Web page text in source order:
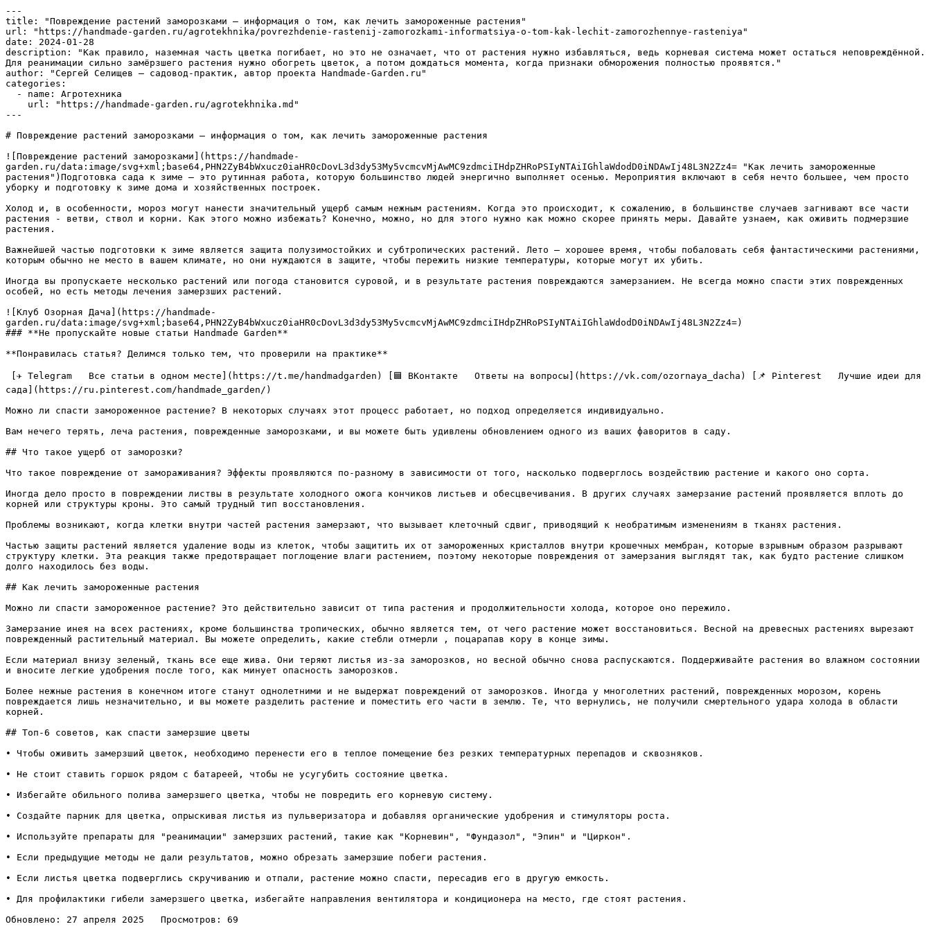
---
title: "Повреждение растений заморозками – информация о том, как лечить замороженные растения"
url: "https://handmade-garden.ru/agrotekhnika/povrezhdenie-rastenij-zamorozkami-informatsiya-o-tom-kak-lechit-zamorozhennye-rasteniya"
date: 2024-01-28
description: "Как правило, наземная часть цветка погибает, но это не означает, что от растения нужно избавляться, ведь корневая система может остаться неповреждённой.
Для реанимации сильно замёрзшего растения нужно обогреть цветок, а потом дождаться момента, когда признаки обморожения полностью проявятся."
author: "Сергей Селищев — садовод-практик, автор проекта Handmade-Garden.ru"
categories:
---
# Повреждение растений заморозками – информация о том, как лечить замороженные растения
![Повреждение растений заморозками](https://handmade-
garden.ru/data:image/svg+xml;base64,PHN2ZyB4bWxucz0iaHR0cDovL3d3dy53My5vcmcvMjAwMC9zdmciIHdpZHRoPSIyNTAiIGhlaWdodD0iNDAwIj48L3N2Zz4= "Как лечить замороженные
растения")Подготовка сада к зиме — это рутинная работа, которую большинство людей энергично выполняет осенью. Мероприятия включают в себя нечто большее, чем просто
уборку и подготовку к зиме дома и хозяйственных построек.
Холод и, в особенности, мороз могут нанести значительный ущерб самым нежным растениям. Когда это происходит, к сожалению, в большинстве случаев загнивают все части
растения - ветви, ствол и корни. Как этого можно избежать? Конечно, можно, но для этого нужно как можно скорее принять меры. Давайте узнаем, как оживить подмерзшие
растения.
Важнейшей частью подготовки к зиме является защита полузимостойких и субтропических растений. Лето — хорошее время, чтобы побаловать себя фантастическими растениями,
которым обычно не место в вашем климате, но они нуждаются в защите, чтобы пережить низкие температуры, которые могут их убить.
Иногда вы пропускаете несколько растений или погода становится суровой, и в результате растения повреждаются замерзанием. Не всегда можно спасти этих поврежденных
особей, но есть методы лечения замерзших растений.
![Клуб Озорная Дача](https://handmade-
garden.ru/data:image/svg+xml;base64,PHN2ZyB4bWxucz0iaHR0cDovL3d3dy53My5vcmcvMjAwMC9zdmciIHdpZHRoPSIyNTAiIGhlaWdodD0iNDAwIj48L3N2Zz4=)
### **Не пропускайте новые статьи Handmade Garden**
**Понравилась статья? Делимся только тем, что проверили на практике**
сада](https://ru.pinterest.com/handmade_garden/)
Можно ли спасти замороженное растение? В некоторых случаях этот процесс работает, но подход определяется индивидуально.
Вам нечего терять, леча растения, поврежденные заморозками, и вы можете быть удивлены обновлением одного из ваших фаворитов в саду.
## Что такое ущерб от заморозки?
Что такое повреждение от замораживания? Эффекты проявляются по-разному в зависимости от того, насколько подверглось воздействию растение и какого оно сорта.
Иногда дело просто в повреждении листвы в результате холодного ожога кончиков листьев и обесцвечивания. В других случаях замерзание растений проявляется вплоть до
корней или структуры кроны. Это самый трудный тип восстановления.
Проблемы возникают, когда клетки внутри частей растения замерзают, что вызывает клеточный сдвиг, приводящий к необратимым изменениям в тканях растения.
Частью защиты растений является удаление воды из клеток, чтобы защитить их от замороженных кристаллов внутри крошечных мембран, которые взрывным образом разрывают
структуру клетки. Эта реакция также предотвращает поглощение влаги растением, поэтому некоторые повреждения от замерзания выглядят так, как будто растение слишком
долго находилось без воды.
## Как лечить замороженные растения
Можно ли спасти замороженное растение? Это действительно зависит от типа растения и продолжительности холода, которое оно пережило.
Замерзание инея на всех растениях, кроме большинства тропических, обычно является тем, от чего растение может восстановиться. Весной на древесных растениях вырезают
поврежденный растительный материал. Вы можете определить, какие стебли отмерли , поцарапав кору в конце зимы.
Если материал внизу зеленый, ткань все еще жива. Они теряют листья из-за заморозков, но весной обычно снова распускаются. Поддерживайте растения во влажном состоянии
и вносите легкие удобрения после того, как минует опасность заморозков.
Более нежные растения в конечном итоге станут однолетними и не выдержат повреждений от заморозков. Иногда у многолетних растений, поврежденных морозом, корень
повреждается лишь незначительно, и вы можете разделить растение и поместить его части в землю. Те, что вернулись, не получили смертельного удара холода в области
корней.
## Топ-6 советов, как спасти замерзшие цветы
• Чтобы оживить замерзший цветок, необходимо перенести его в теплое помещение без резких температурных перепадов и сквозняков.
• Не стоит ставить горшок рядом с батареей, чтобы не усугубить состояние цветка.
• Избегайте обильного полива замерзшего цветка, чтобы не повредить его корневую систему.
• Создайте парник для цветка, опрыскивая листья из пульверизатора и добавляя органические удобрения и стимуляторы роста.
• Используйте препараты для "реанимации" замерзших растений, такие как "Корневин", "Фундазол", "Эпин" и "Циркон".
• Если предыдущие методы не дали результатов, можно обрезать замерзшие побеги растения.
• Если листья цветка подверглись скручиванию и отпали, растение можно спасти, пересадив его в другую емкость.
• Для профилактики гибели замерзшего цветка, избегайте направления вентилятора и кондиционера на место, где стоят растения.